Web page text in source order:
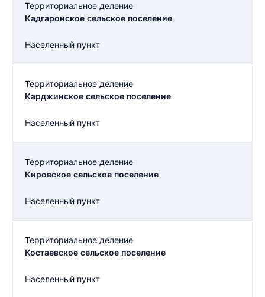
Территориальное деление
Кадгаронское сельское поселение
Населенный пункт
Территориальное деление
Карджинское сельское поселение
Населенный пункт
Территориальное деление
Кировское сельское поселение
Населенный пункт
Территориальное деление
Костаевское сельское поселение
Населенный пункт